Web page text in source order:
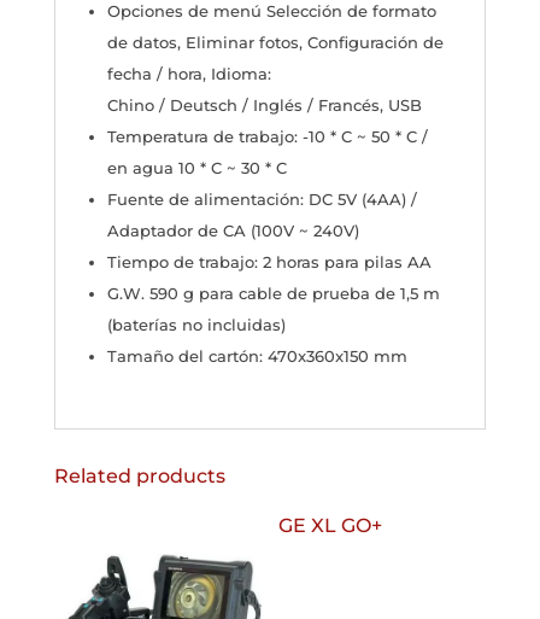
Opciones de menú Selección de formato
de datos, Eliminar fotos, Configuración de
fecha / hora, Idioma:
Chino / Deutsch / Inglés / Francés, USB
Temperatura de trabajo: -10 * C ~ 50 * C /
en agua 10 * C ~ 30 * C
Fuente de alimentación: DC 5V (4AA) /
Adaptador de CA (100V ~ 240V)
Tiempo de trabajo: 2 horas para pilas AA
G.W. 590 g para cable de prueba de 1,5 m
(baterías no incluidas)
Tamaño del cartón: 470x360x150 mm
Related products
GE XL GO+